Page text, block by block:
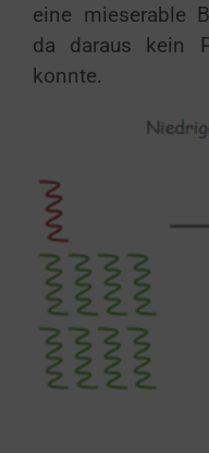
eine mieserable
da daraus kein
konnte.